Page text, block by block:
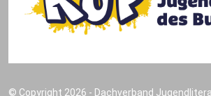
© Copyright 2026 - Dachverband